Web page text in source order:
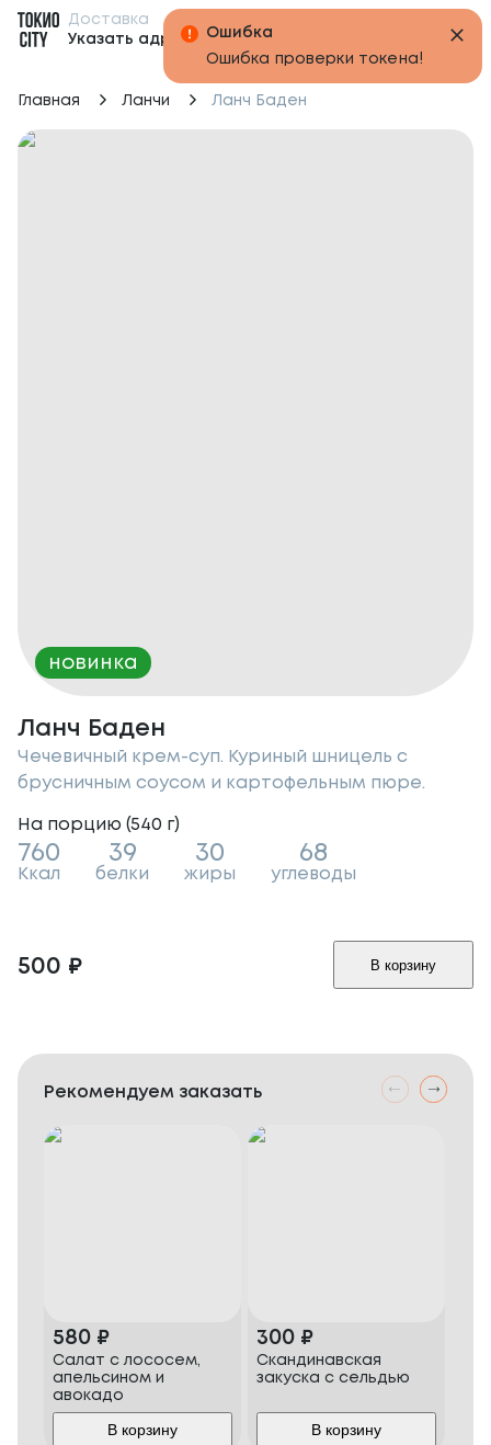
Доставка
Указать адрес
Главная Ланчи Ланч Баден
новинка
Ланч Баден
Чечевичный крем-суп. Куриный шницель с
брусничным соусом и картофельным пюре.
На порцию (540 г)
760
Ккал
39
белки
30
жиры
68
углеводы
500 ₽ В корзину
Рекомендуем заказать
580 ₽
Салат с лососем,
апельсином и
авокадо
В корзину
300 ₽
Скандинавская
закуска с сельдью
В корзину